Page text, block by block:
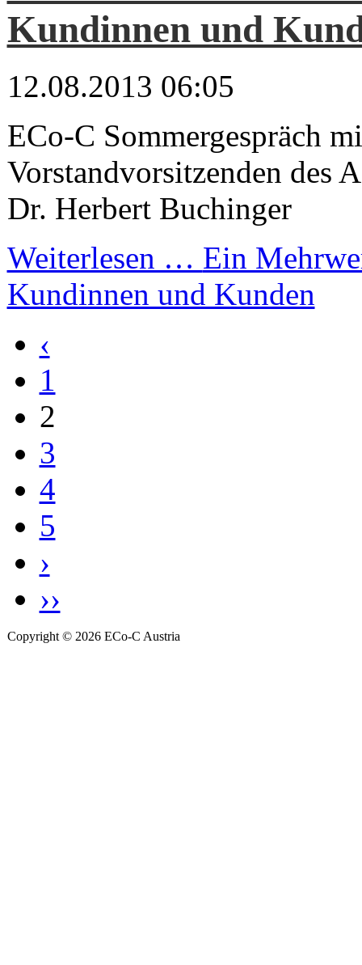
Kundinnen und
12.08.2013 06:05
ECo-C Sommergespräch
Vorstandvorsitzenden des
Dr. Herbert Buchinger
Weiterlesen … Ein
Kundinnen und Kunden
‹
1
2
3
4
5
›
››
Copyright © 2026 ECo-C Austria